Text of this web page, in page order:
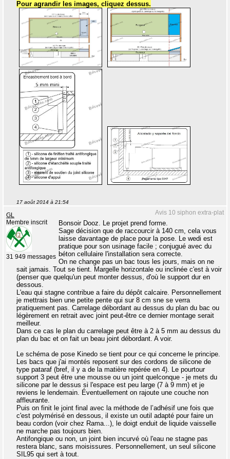
Pour agrandir les images, cliquez dessus.
17 août 2014 à 21:54
Avis 10 siphon extra-plat
GL
Membre inscrit
31 949 messages
Bonsoir Dooz. Le projet prend forme.
Sage décision que de raccourcir à 140 cm, cela vous
laisse davantage de place pour la pose. Le wedi est
pratique pour son usinage facile ; conjugué avec du
béton cellulaire l'installation sera correcte.
On ne change pas un bac tous les jours, mais on ne
sait jamais. Tout se tient. Margelle horizontale ou inclinée c'est à voir
(penser que quelqu'un peut monter dessus, d'où le support dur en
dessous.
L'eau qui stagne contribue a faire du dépôt calcaire. Personnellement
je mettrais bien une petite pente qui sur 8 cm sne se verra
pratiquement pas. Carrelage débordant au dessus du plan du bac ou
légèrement en retrait avec joint peut-être ce dernier montage serait
meilleur.
Dans ce cas le plan du carrelage peut être à 2 à 5 mm au dessus du
plan du bac et on fait un beau joint débordant. A voir.
Le schéma de pose Kinedo se tient pour ce qui concerne le principe.
Les bacs que j'ai montés reposent sur des cordons de silicone de
type pataraf (bref, il y a de la matière repérée en 4). Le pourtour
support 3 peut être une mousse ou un joint quelconque - je mets du
silicone par le dessus si l'espace est peu large (7 à 9 mm) et je
reviens le lendemain. Éventuellement on rajoute une couche non
affleurante.
Puis on finit le joint final avec la méthode de l’adhésif une fois que
c'est polymérisé en dessous, il existe un outil adapté pour faire un
beau cordon (voir chez Rama...), le doigt enduit de liquide vaisselle
ne marche pas toujours bien.
Antifongique ou non, un joint bien incurvé où l'eau ne stagne pas
restera blanc, sans moisissures. Personnellement, un seul silicone
SIL95 qui sert à tout.